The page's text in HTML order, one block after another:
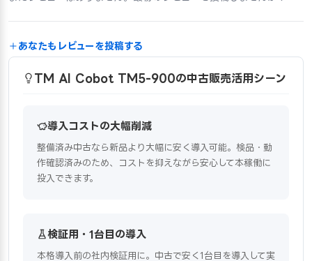
あなたもレビューを投稿する
TM AI Cobot TM5-900の中古販売活用シーン
導入コストの大幅削減
整備済み中古なら新品より大幅に安く導入可能。検品・動
作確認済みのため、コストを抑えながら安心して本稼働に
投入できます。
検証用・1台目の導入
本格導入前の社内検証用に。中古で安く1台目を導入して実